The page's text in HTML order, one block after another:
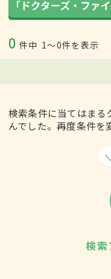
0 件中 1〜0件を表示
検索条件に当てはまる
んでした。再度条件を
検索